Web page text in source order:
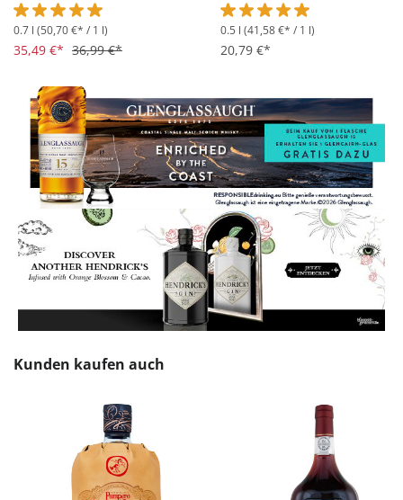
Durchschnittliche Bewertung von 5 von 5 Sternen
0.7 l (50,70 €* / 1 l)
35,49 €* 36,99 €*
Durchschnittliche
0.5 l (41,58 €* / 1 l)
20,79 €*
Produktgalerie überspringen
Kunden kaufen auch